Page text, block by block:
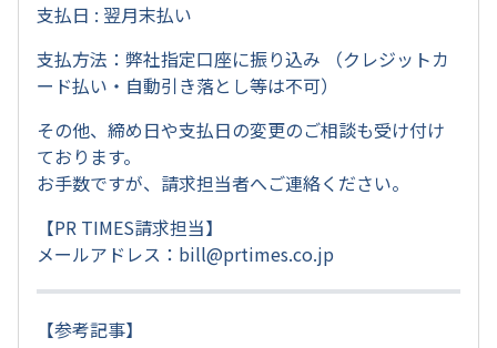
支払日 : 翌月末払い
支払方法：弊社指定口座に振り込み （クレジットカ
ード払い・自動引き落とし等は不可）
その他、締め日や支払日の変更のご相談も受け付け
ております。
お手数ですが、請求担当者へご連絡ください。
【PR TIMES請求担当】
メールアドレス： bill@prtimes.co.jp
【参考記事】